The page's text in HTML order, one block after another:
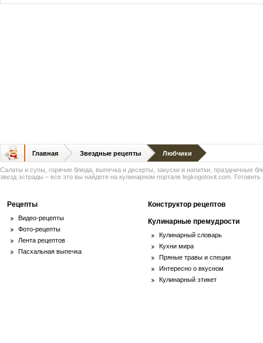
Главная Звездные рецепты Любчики
Салаты и супы, горячие блюда, выпечка и десерты, закуски и напитки, праздничные
звезд эстрады – все это вы найдете на кулинарном портале legkogotovit.com. Готовить
Рецепты
Видео-рецепты
Фото-рецепты
Лента рецептов
Пасхальная выпечка
Конструктор рецептов
Кулинарные премудрости
Кулинарный словарь
Кухни мира
Пряные травы и специи
Интересно о вкусном
Кулинарный этикет